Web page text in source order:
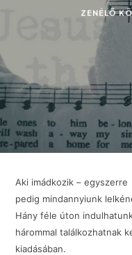
ZENÉLŐ
Aki imádkozik –
pedig mindannyiunk
Hány féle úton
hárommal találkozhatnak
kiadásában.